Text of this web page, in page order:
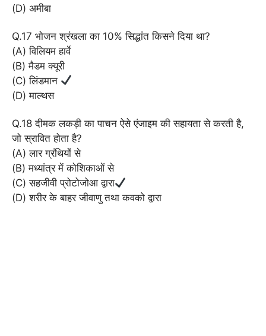
(D) अमीबा
Q.17 भोजन श्रंखला का 10% सिद्धांत किसने दिया था?
(A) विलियम हार्वे
(B) मैडम क्यूरी
(C) लिंडमान
(D) माल्थस
Q.18 दीमक लकड़ी का पाचन ऐसे एंजाइम की सहायता से करती है,
जो स्रावित होता है?
(A) लार ग्रंथियों से
(B) मध्यां‍‌‌‍‍त्र में कोशिकाओं से
(C) सहजीवी प्रोटोजोआ द्वारा
(D) शरीर के बाहर जीवाणु तथा कवको द्वारा